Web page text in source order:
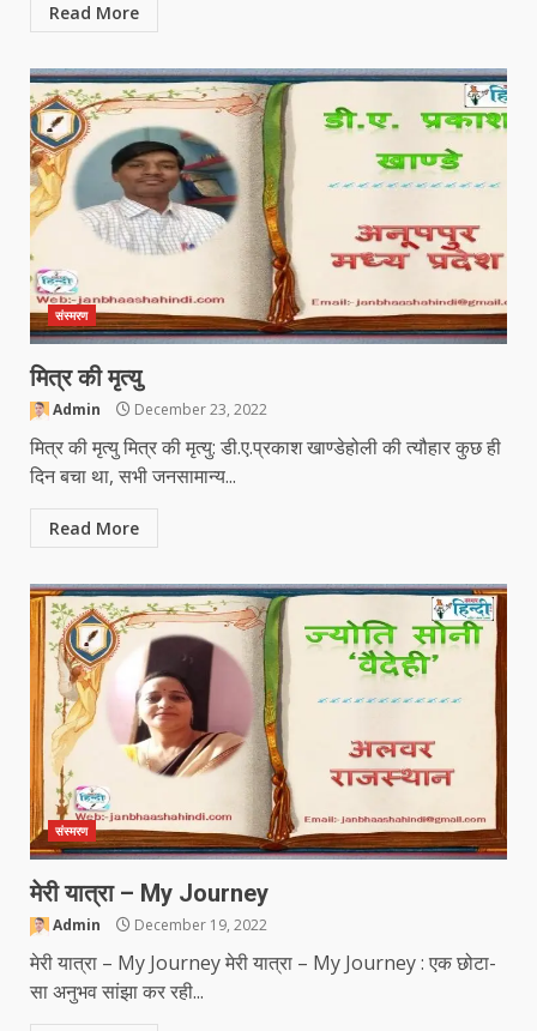
Read More
संस्मरण
मित्र की मृत्यु
Admin December 23, 2022
मित्र की मृत्यु मित्र की मृत्यु: डी.ए.प्रकाश खाण्डेहोली की त्यौहार कुछ ही
दिन बचा था, सभी जनसामान्य...
Read More
संस्मरण
मेरी यात्रा – My Journey
Admin December 19, 2022
मेरी यात्रा – My Journey मेरी यात्रा – My Journey : एक छोटा-
सा अनुभव सांझा कर रही...